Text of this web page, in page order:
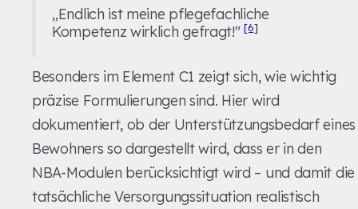
„Endlich ist meine pflegefachliche
Kompetenz wirklich gefragt!"[6]
Besonders im Element C1 zeigt sich, wie wichtig
präzise Formulierungen sind. Hier wird
dokumentiert, ob der Unterstützungsbedarf eines
Bewohners so dargestellt wird, dass er in den
NBA-Modulen berücksichtigt wird – und damit die
tatsächliche Versorgungssituation realistisch